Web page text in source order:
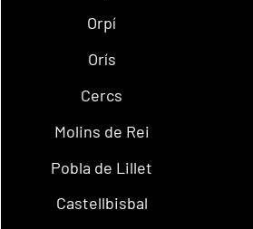
Orpí
Orís
Cercs
Molins de Rei
Pobla de Lillet
Castellbisbal